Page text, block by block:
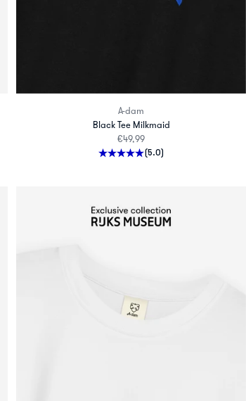
A-dam
Black Tee Milkmaid
Aanbiedingsprijs
€49,99
(5.0)